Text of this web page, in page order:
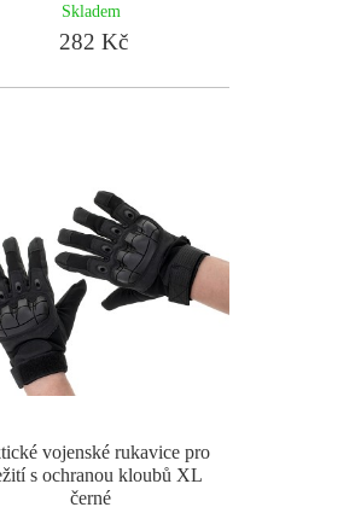
Skladem
282 Kč
vojenské rukavice pro
s ochranou kloubů XL
černé